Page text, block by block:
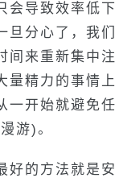
会导致效率低
旦分心了，我
间来重新集中
量精力的事情
一开始就避免
游)。
好的方法就是